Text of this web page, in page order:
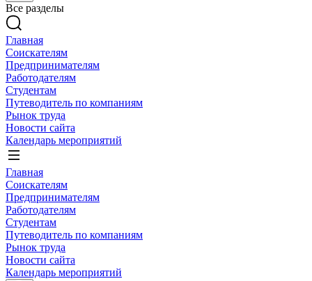
Все разделы
Главная
Соискателям
Предпринимателям
Работодателям
Студентам
Путеводитель по компаниям
Рынок труда
Новости сайта
Календарь мероприятий
Главная
Соискателям
Предпринимателям
Работодателям
Студентам
Путеводитель по компаниям
Рынок труда
Новости сайта
Календарь мероприятий